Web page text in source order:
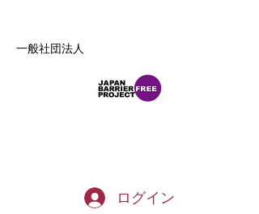
一般社団法人
ログイン